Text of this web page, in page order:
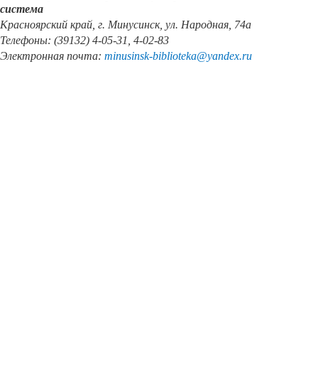
система
Красноярский край, г. Минусинск, ул. Народная, 74а
Телефоны: (39132) 4-05-31, 4-02-83
Электронная почта: minusinsk-biblioteka@yandex.ru